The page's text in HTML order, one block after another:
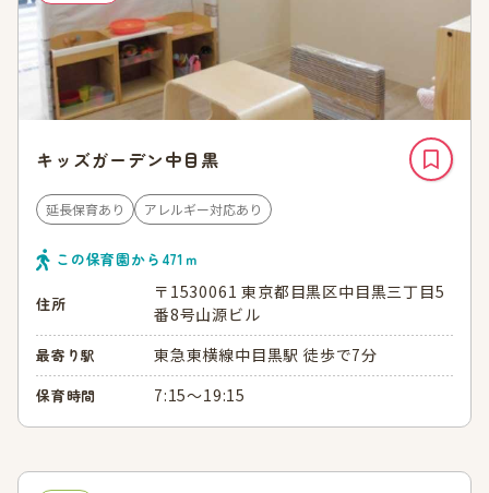
キッズガーデン中目黒
延長保育あり アレルギー対応あり
この保育園から 471 ｍ
住所
〒1530061 東京都目黒区中目黒三丁目5
番8号山源ビル
最寄り駅 東急東横線中目黒駅 徒歩で7分
保育時間 7:15～19:15